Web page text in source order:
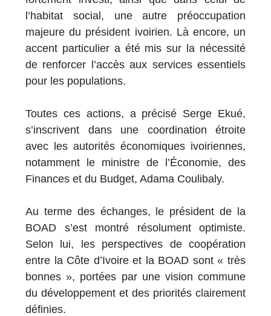
l’habitat social, une autre préoccupation
majeure du président ivoirien. Là encore, un
accent particulier a été mis sur la nécessité
de renforcer l’accès aux services essentiels
pour les populations.
Toutes ces actions, a précisé Serge Ekué,
s’inscrivent dans une coordination étroite
avec les autorités économiques ivoiriennes,
notamment le ministre de l’Économie, des
Finances et du Budget, Adama Coulibaly.
Au terme des échanges, le président de la
BOAD s’est montré résolument optimiste.
Selon lui, les perspectives de coopération
entre la Côte d’Ivoire et la BOAD sont « très
bonnes », portées par une vision commune
du développement et des priorités clairement
définies.